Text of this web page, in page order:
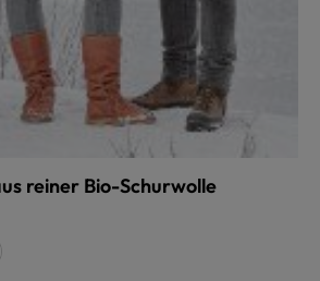
reiner Bio-Schurwolle